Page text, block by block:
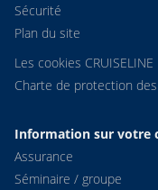
Sécurité
Plan du site
Les cookies CRUISELINE
Charte de protection
Information sur votre
Assurance
Séminaire / groupe